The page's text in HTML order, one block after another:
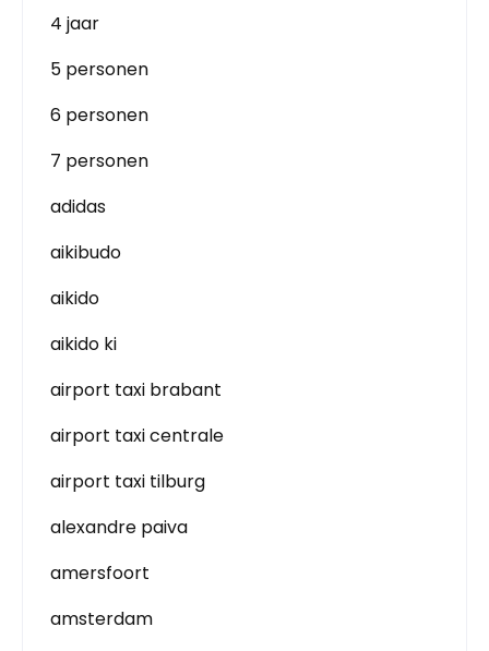
4 jaar
5 personen
6 personen
7 personen
adidas
aikibudo
aikido
aikido ki
airport taxi brabant
airport taxi centrale
airport taxi tilburg
alexandre paiva
amersfoort
amsterdam